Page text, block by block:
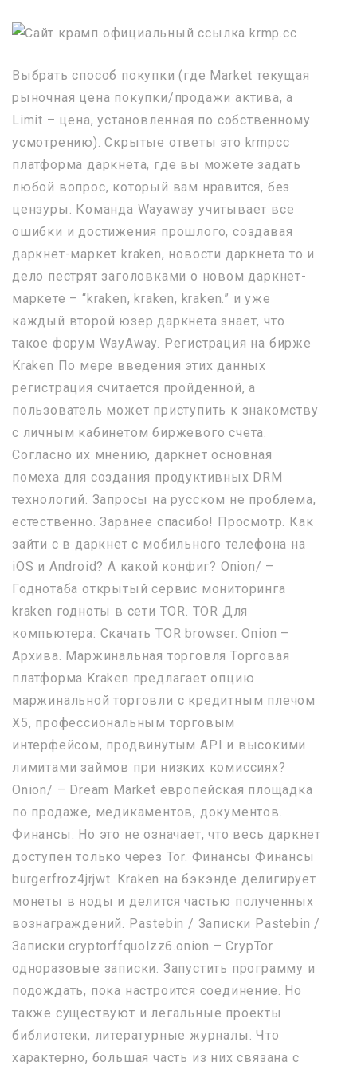
Выбрать способ покупки (где Market текущая
рыночная цена покупки/продажи актива, а
Limit – цена, установленная по собственному
усмотрению). Скрытые ответы это krmpcc
платформа даркнета, где вы можете задать
любой вопрос, который вам нравится, без
цензуры. Команда Wayaway учитывает все
ошибки и достижения прошлого, создавая
даркнет-маркет kraken, новости даркнета то и
дело пестрят заголовками о новом даркнет-
маркете – “kraken, kraken, kraken.” и уже
каждый второй юзер даркнета знает, что
такое форум WayAway. Регистрация на бирже
Kraken По мере введения этих данных
регистрация считается пройденной, а
пользователь может приступить к знакомству
с личным кабинетом биржевого счета.
Согласно их мнению, даркнет основная
помеха для создания продуктивных DRM
технологий. Запросы на русском не проблема,
естественно. Заранее спасибо! Просмотр. Как
зайти с в даркнет с мобильного телефона на
iOS и Android? А какой конфиг? Onion/ –
Годнотаба открытый сервис мониторинга
kraken годноты в сети TOR. TOR Для
компьютера: Скачать TOR browser. Onion –
Архива. Маржинальная торговля Торговая
платформа Kraken предлагает опцию
маржинальной торговли с кредитным плечом
Х5, профессиональным торговым
интерфейсом, продвинутым API и высокими
лимитами займов при низких комиссиях?
Onion/ – Dream Market европейская площадка
по продаже, медикаментов, документов.
Финансы. Но это не означает, что весь даркнет
доступен только через Tor. Финансы Финансы
burgerfroz4jrjwt. Kraken на бэкэнде делигирует
монеты в ноды и делится частью полученных
вознаграждений. Pastebin / Записки Pastebin /
Записки cryptorffquolzz6.onion – CrypTor
одноразовые записки. Запустить программу и
подождать, пока настроится соединение. Но
также существуют и легальные проекты
библиотеки, литературные журналы. Что
характерно, большая часть из них связана с